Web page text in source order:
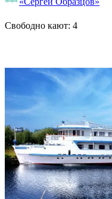
Свободно кают: 4